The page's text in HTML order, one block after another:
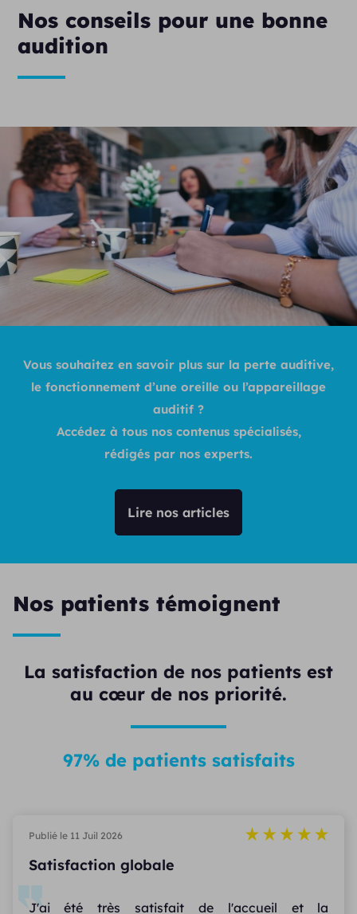
Nos conseils pour une bonne
audition
Vous souhaitez en savoir plus sur la perte auditive,
le fonctionnement d’une oreille ou l’appareillage
auditif ?
Accédez à tous nos contenus spécialisés,
rédigés par nos experts.
Lire nos articles
Nos patients témoignent
La satisfaction de nos patients est
au cœur de nos priorité.
97% de patients satisfaits
Publié le 11 Juil 2026
Satisfaction globale
J'ai été très satisfait de l'accueil et la